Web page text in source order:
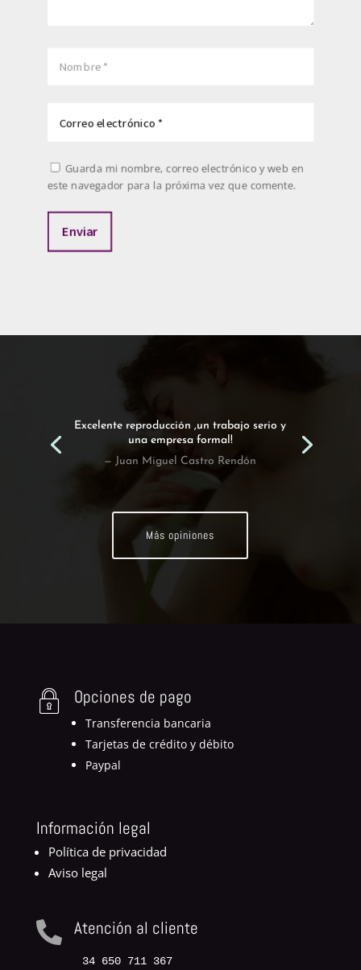
Guarda mi nombre, correo electrónico y web en
este navegador para la próxima vez que comente.
Enviar
Excelente reproducción ,un trabajo serio y
una empresa formal!
— Juan Miguel Castro Rendón
Más opiniones
Opciones de pago
Transferencia bancaria
Tarjetas de crédito y débito
Paypal
Información legal
Política de privacidad
Aviso legal
 Atención al cliente
34 650 711 367